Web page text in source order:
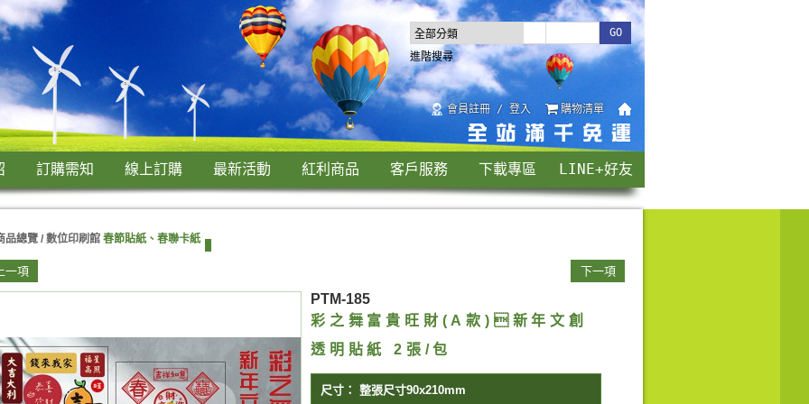
會員註冊 / 登入 購物清單
進階搜尋
訂購需知 線上訂購 最新活動 紅利商品 客戶服務 下載專區 LINE+好友
品總覽 / 數位印刷館 春節貼紙、春聯卡紙
一項 下一項
PTM-185
彩之舞富貴旺財(A款)新年文創
透明貼紙 2張/包
尺寸： 整張尺寸90x210mm